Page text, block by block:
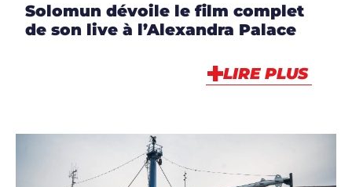
Solomun dévoile le film complet
de son live à l’Alexandra Palace
LIRE PLUS